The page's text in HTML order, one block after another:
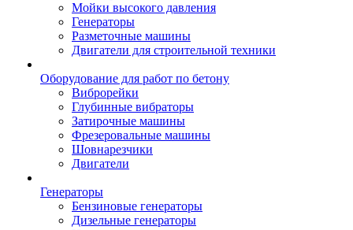
Мойки высокого давления
Генераторы
Разметочные машины
Двигатели для строительной техники
Оборудование для работ по бетону
Виброрейки
Глубинные вибраторы
Затирочные машины
Фрезеровальные машины
Шовнарезчики
Двигатели
Генераторы
Бензиновые генераторы
Дизельные генераторы